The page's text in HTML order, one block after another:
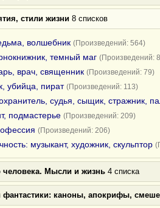
стили жизни 8 списков
волшебник (Произведений: 564)
темный маг (Произведений:
врач, священник (Произведений: 79)
убийца, пират (Произведений: 113)
судья, сыщик, стражник,
подмастерье (Произведений: 209)
(Произведений: 206)
музыкант, художник, скульптор
человека. Мысли и жизнь 4 списка
каноны, апокрифы,